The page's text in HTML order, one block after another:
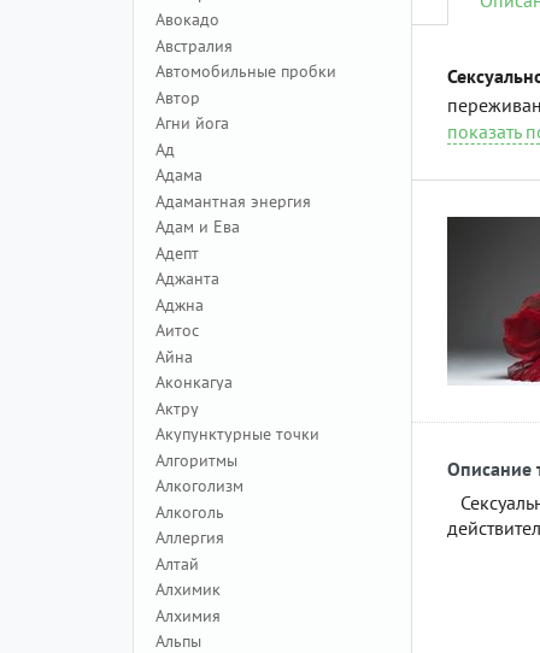
Авокадо
Австралия
Автомобильные пробки
Автор
Агни йога
Ад
Адама
Адамантная энергия
Адам и Ева
Адепт
Аджанта
Аджна
Аитос
Айна
Аконкагуа
Актру
Акупунктурные точки
Алгоритмы
Алкоголизм
Алкоголь
Аллергия
Алтай
Алхимик
Алхимия
Альпы
показать
Описание